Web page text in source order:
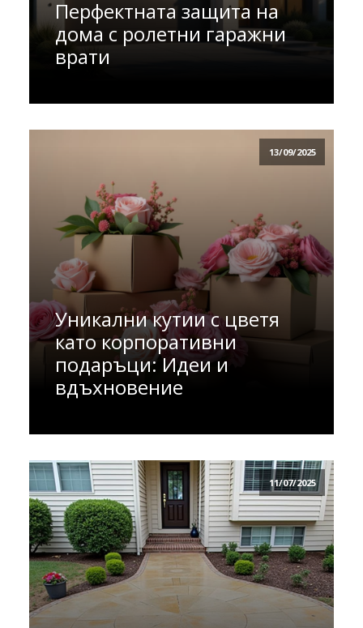
Перфектната защита на
дома с ролетни гаражни
врати
13/09/2025
Уникални кутии с цветя
като корпоративни
подаръци: Идеи и
вдъхновение
11/07/2025